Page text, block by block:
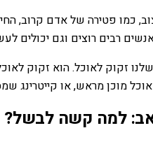
כמו פטירה של אדם קרוב,
רבים רוצים וגם יכולים
זקוק לאוכל. הוא זקוק
מוכן מראש, או קייטרינג
למה קשה לבשל?